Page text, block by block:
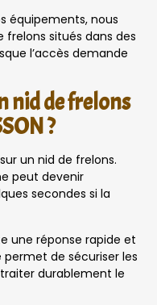
équipements, nous
frelons situés dans des
l’accès demande
nid de frelons
?
un nid de frelons.
peut devenir
secondes si la
une réponse rapide et
de sécuriser les
durablement le